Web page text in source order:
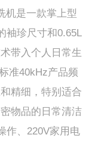
机是一款掌上型
袖珍尺寸和0.65L
带入个人日常生
准40kHz产品频
精细，特别适合
物品的日常清洁
作、220V家用电